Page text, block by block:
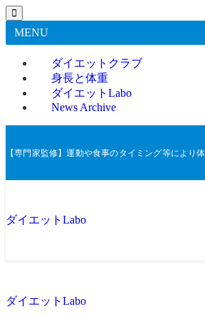
MENU
ダイエットクラブ
身長と体重
ダイエットLabo
News Archive
【専門家監修】運動や食事のタイミング等により
ダイエットLabo
ダイエットLabo